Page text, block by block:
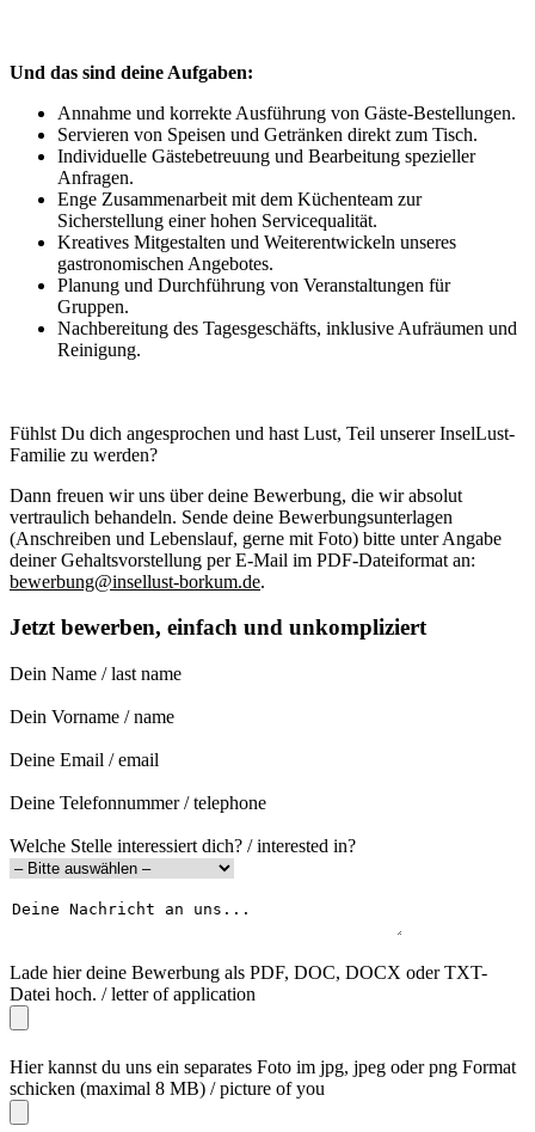
Und das sind deine Aufgaben:
Annahme und korrekte Ausführung von Gäste-Bestellungen.
Servieren von Speisen und Getränken direkt zum Tisch.
Individuelle Gästebetreuung und Bearbeitung spezieller
Anfragen.
Enge Zusammenarbeit mit dem Küchenteam zur
Sicherstellung einer hohen Servicequalität.
Kreatives Mitgestalten und Weiterentwickeln unseres
gastronomischen Angebotes.
Planung und Durchführung von Veranstaltungen für
Gruppen.
Nachbereitung des Tagesgeschäfts, inklusive Aufräumen und
Reinigung.
Fühlst Du dich angesprochen und hast Lust, Teil unserer InselLust-
Familie zu werden?
Dann freuen wir uns über deine Bewerbung, die wir absolut
vertraulich behandeln. Sende deine Bewerbungs­unterlagen
(Anschreiben und Lebenslauf, gerne mit Foto) bitte unter Angabe
deiner Gehaltsvorstellung per E-Mail im PDF-Dateiformat an:
bewerbung@insellust-borkum.de.
Jetzt bewerben, einfach und unkompliziert
Dein Name / last name
Dein Vorname / name
Deine Email / email
Deine Telefonnummer / telephone
Welche Stelle interessiert dich? / interested in?
Lade hier deine Bewerbung als PDF, DOC, DOCX oder TXT-
Datei hoch. / letter of application
Hier kannst du uns ein separates Foto im jpg, jpeg oder png Format
schicken (maximal 8 MB) / picture of you